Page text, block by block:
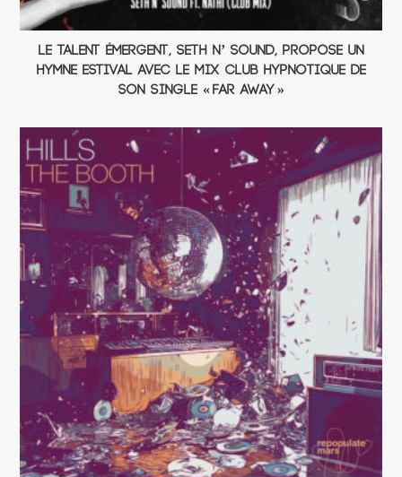
Le talent émergent, Seth n’ Sound, propose un
hymne estival avec le mix club hypnotique de
son single « Far Away »